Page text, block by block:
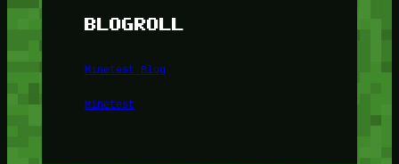
BLOGROLL
Minetest Blog
Minetest